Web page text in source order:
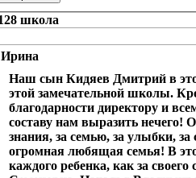
Ирина
Наш сын Кидяев Дмитрий в
этой замечательной школы.
благодарности директору и
составу нам выразить нечего!
знания, за семью, за улыбки,
огромная любящая семья! В
каждого ребенка, как за своего